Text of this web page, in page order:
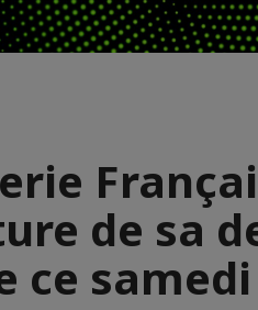
de sa
ce